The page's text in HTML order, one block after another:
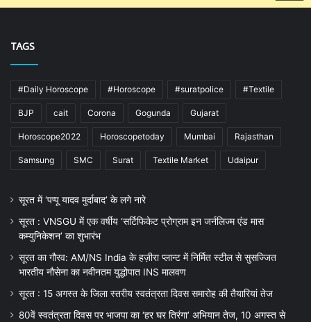
TAGS
#Daily Horoscope #Horoscope #suratpolice #Textile
BJP cait Corona Gogunda Gujarat
Horoscope2022 Horoscopetoday Mumbai Rajasthan
Samsung SMC Surat Textile Market Udaipur
सूरत में ‘पप्पू यादव मुर्दाबाद’ के लगे नारे
सूरत : VNSGU में एक वर्षीय ‘सर्टिफिकेट प्रोग्राम इन जर्नलिज्म एंड मास
कम्युनिकेशन’ का शुभारंभ
सूरत का गौरव: AM/NS India के हज़ीरा प्लान्ट में निर्मित स्टील से सुसज्जित
भारतीय नौसेना का नवीनतम युद्धोपात INS मालवण
सूरत : 15 अगस्त के जिला स्तरीय स्वतंत्रता दिवस समारोह की तैयारियां तेज
80वें स्वतंत्रता दिवस पर भाजपा का ‘हर घर तिरंगा’ अभियान तेज, 10 अगस्त से